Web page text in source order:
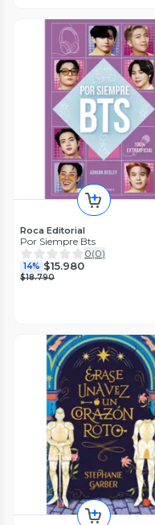
Roca Editorial
Por Siempre Bts
0(0)
14% $15.980
$18.790